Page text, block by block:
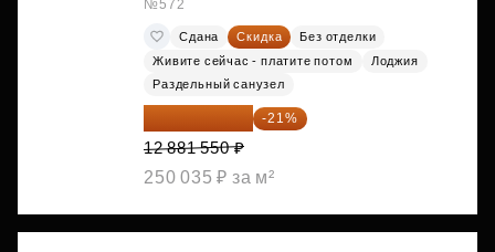
№572
Сдана Скидка
Без отделки
Живите сейчас - платите потом
Лоджия
Раздельный санузел
10 176 425 ₽ -21%
12 881 550 ₽
250 035 ₽ за м²